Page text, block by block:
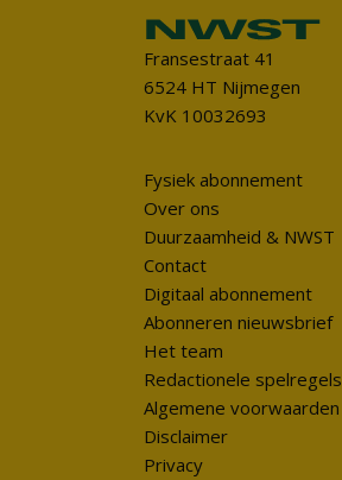
Fransestraat 41
6524 HT Nijmegen
KvK 10032693
Fysiek abonnement
Over ons
Duurzaamheid & NWST
Contact
Digitaal abonnement
Abonneren nieuwsbrief
Het team
Redactionele spelregels
Algemene voorwaarden
Disclaimer
Privacy